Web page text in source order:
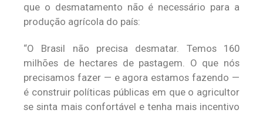
que o desmatamento não é necessário para a
produção agrícola do país:
“O Brasil não precisa desmatar. Temos 160
milhões de hectares de pastagem. O que nós
precisamos fazer — e agora estamos fazendo —
é construir políticas públicas em que o agricultor
se sinta mais confortável e tenha mais incentivo